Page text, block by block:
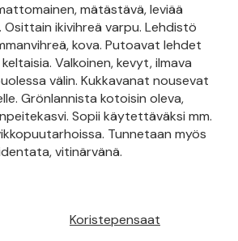
mätästävä, leviää
Osittain ikivihreä varpu. Lehdistö
kova. Putoavat lehdet
Valkoinen, kevyt, ilmava
välin. Kukkavanat nousevat
Grönlannista kotoisin oleva,
Sopii käytettäväksi mm.
Tunnetaan myös
vitinärvänä.
Koristepensaat